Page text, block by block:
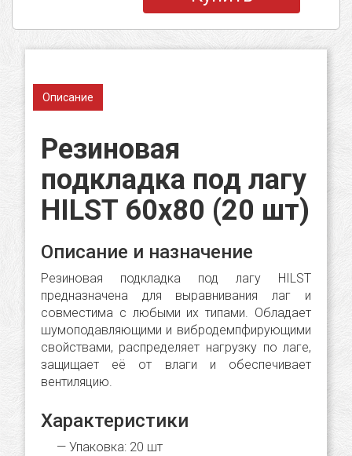
Описание
Резиновая
подкладка под лагу
HILST 60х80 (20 шт)
Описание и назначение
Резиновая подкладка под лагу HILST
предназначена для выравнивания лаг и
совместима с любыми их типами. Обладает
шумоподавляющими и вибродемпфирующими
свойствами, распределяет нагрузку по лаге,
защищает её от влаги и обеспечивает
вентиляцию.
Характеристики
Упаковка: 20 шт